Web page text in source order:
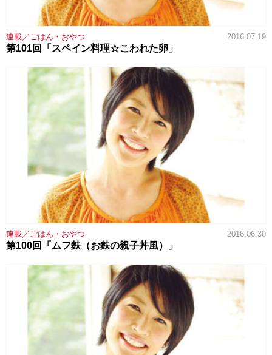
連載／ごはん・おやつ 2016.07.19
第101回「スペイン料理☆こわれた卵」
連載／ごはん・おやつ 2016.06.30
第100回「ムフ麩（お麩の親子丼風）」